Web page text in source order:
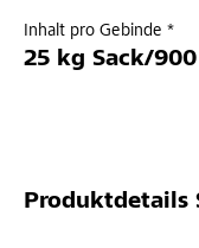
Inhalt pro Gebinde *
25 kg Sack/
Produktdetails